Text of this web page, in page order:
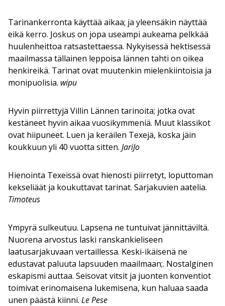
Tarinankerronta käyttää aikaa; ja yleensäkin näyttää
eikä kerro. Joskus on jopa useampi aukeama pelkkää
huulenheittoa ratsastettaessa. Nykyisessä hektisessä
maailmassa tällainen leppoisa lännen tahti on oikea
henkireikä. Tarinat ovat muutenkin mielenkiintoisia ja
monipuolisia. wipu
Hyvin piirrettyjä Villin Lännen tarinoita; jotka ovat
kestäneet hyvin aikaa vuosikymmeniä. Muut klassikot
ovat hiipuneet. Luen ja keräilen Texejä, koska jäin
koukkuun yli 40 vuotta sitten. JariJo
Hienointa Texeissä ovat hienosti piirretyt, loputtoman
kekseliäät ja koukuttavat tarinat. Sarjakuvien aatelia.
Timoteus
Ympyrä sulkeutuu. Lapsena ne tuntuivat jännittäviltä.
Nuorena arvostus laski ranskankieliseen
laatusarjakuvaan vertaillessa. Keski-ikäisenä ne
edustavat paluuta lapsuuden maailmaan;. Nostalginen
eskapismi auttaa. Seisovat vitsit ja juonten konventiot
toimivat erinomaisena lukemisena, kun haluaa saada
unen päästä kiinni. Le Pese